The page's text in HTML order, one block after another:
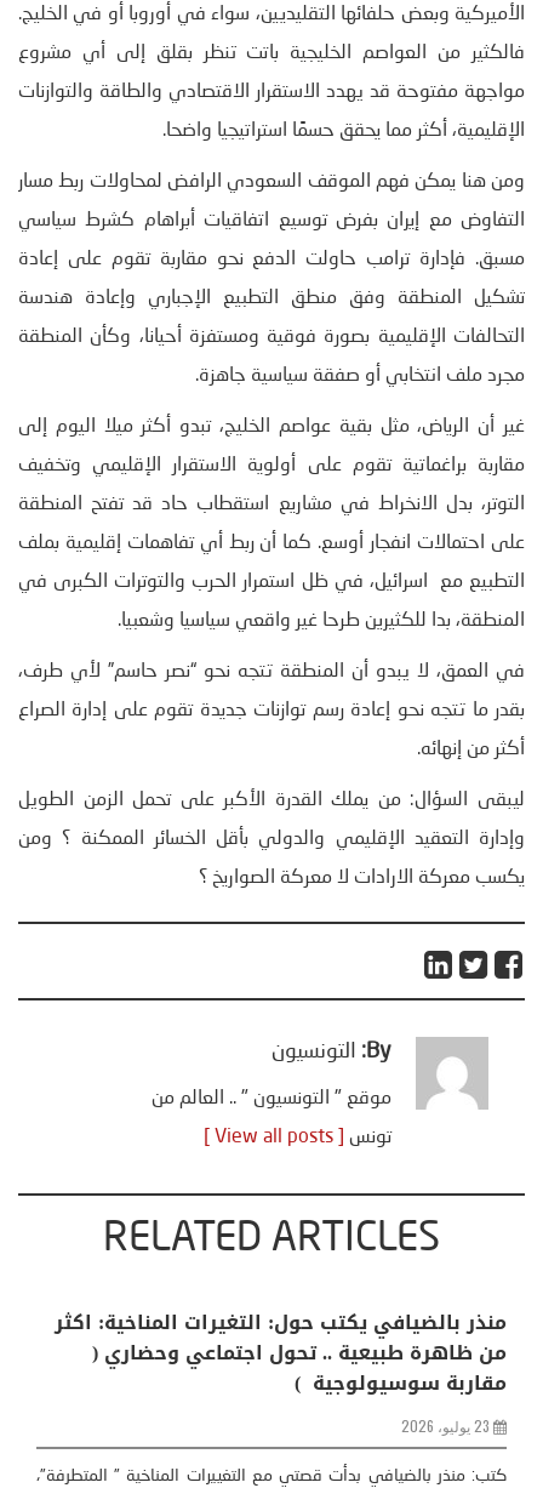
الأميركية وبعض حلفائها التقليديين، سواء في أوروبا أو في الخليج.
فالكثير من العواصم الخليجية باتت تنظر بقلق إلى أي مشروع
مواجهة مفتوحة قد يهدد الاستقرار الاقتصادي والطاقة والتوازنات
الإقليمية، أكثر مما يحقق حسمًا استراتيجيا واضحا.
ومن هنا يمكن فهم الموقف السعودي الرافض لمحاولات ربط مسار
التفاوض مع إيران بفرض توسيع اتفاقيات أبراهام كشرط سياسي
مسبق. فإدارة ترامب حاولت الدفع نحو مقاربة تقوم على إعادة
تشكيل المنطقة وفق منطق التطبيع الإجباري وإعادة هندسة
التحالفات الإقليمية بصورة فوقية ومستفزة أحيانا، وكأن المنطقة
مجرد ملف انتخابي أو صفقة سياسية جاهزة.
غير أن الرياض، مثل بقية عواصم الخليج، تبدو أكثر ميلا اليوم إلى
مقاربة براغماتية تقوم على أولوية الاستقرار الإقليمي وتخفيف
التوتر، بدل الانخراط في مشاريع استقطاب حاد قد تفتح المنطقة
على احتمالات انفجار أوسع. كما أن ربط أي تفاهمات إقليمية بملف
التطبيع مع اسرائيل، في ظل استمرار الحرب والتوترات الكبرى في
المنطقة، بدا للكثيرين طرحا غير واقعي سياسيا وشعبيا.
في العمق، لا يبدو أن المنطقة تتجه نحو “نصر حاسم” لأي طرف،
بقدر ما تتجه نحو إعادة رسم توازنات جديدة تقوم على إدارة الصراع
أكثر من إنهائه.
ليبقى السؤال: من يملك القدرة الأكبر على تحمل الزمن الطويل
وإدارة التعقيد الإقليمي والدولي بأقل الخسائر الممكنة ؟ ومن
يكسب معركة الارادات لا معركة الصواريخ ؟
By: التونسيون
موقع " التونسيون " .. العالم من
تونس
RELATED ARTICLES
منذر بالضيافي يكتب حول: التغيرات المناخية: اكثر
من ظاهرة طبيعية .. تحول اجتماعي وحضاري (
مقاربة سوسيولوجية )
23 يوليو، 2026
كتب: منذر بالضيافي بدأت قصتي مع التغييرات المناخية ” المتطرفة”،